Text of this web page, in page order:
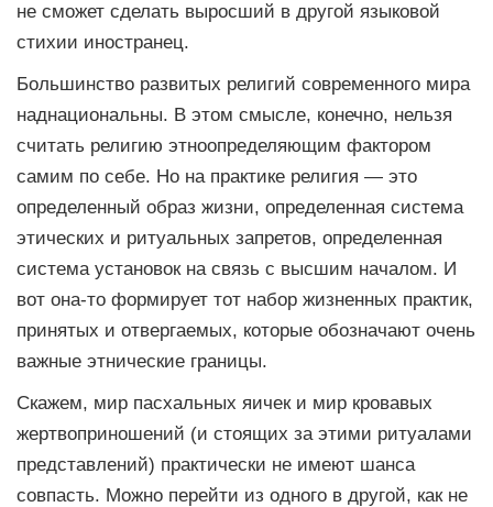
не сможет сделать выросший в другой языковой
стихии иностранец.
Большинство развитых религий современного мира
наднациональны. В этом смысле, конечно, нельзя
считать религию этноопределяющим фактором
самим по себе. Но на практике религия — это
определенный образ жизни, определенная система
этических и ритуальных запретов, определенная
система установок на связь с высшим началом. И
вот она-то формирует тот набор жизненных практик,
принятых и отвергаемых, которые обозначают очень
важные этнические границы.
Скажем, мир пасхальных яичек и мир кровавых
жертвоприношений (и стоящих за этими ритуалами
представлений) практически не имеют шанса
совпасть. Можно перейти из одного в другой, как не